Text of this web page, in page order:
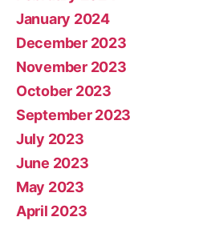
January 2024
December 2023
November 2023
October 2023
September 2023
July 2023
June 2023
May 2023
April 2023